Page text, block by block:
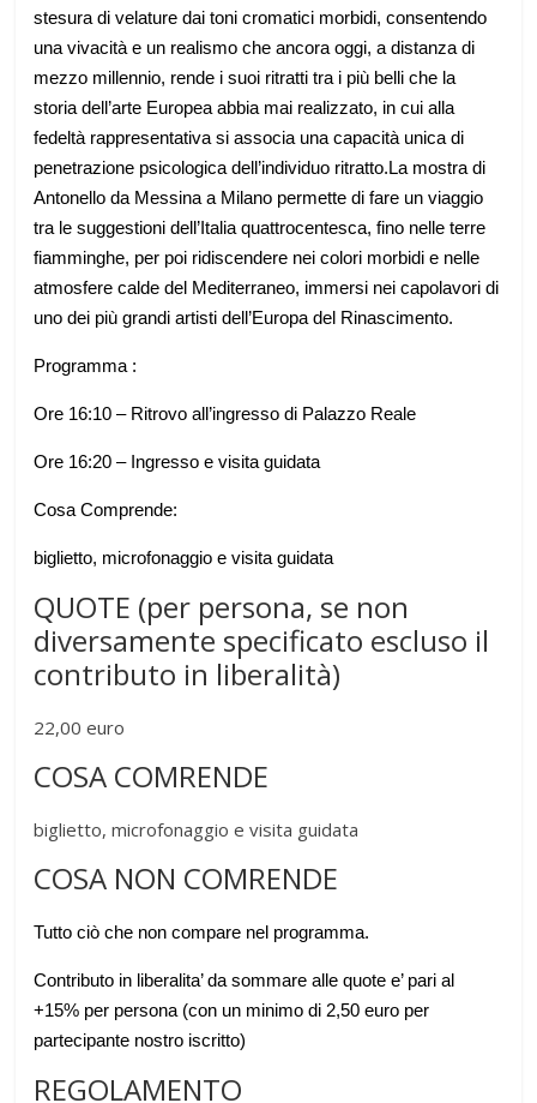
stesura di velature dai toni cromatici morbidi, consentendo
una vivacità e un realismo che ancora oggi, a distanza di
mezzo millennio, rende i suoi ritratti tra i più belli che la
storia dell’arte Europea abbia mai realizzato, in cui alla
fedeltà rappresentativa si associa una capacità unica di
penetrazione psicologica dell’individuo ritratto.La mostra di
Antonello da Messina a Milano permette di fare un viaggio
tra le suggestioni dell’Italia quattrocentesca, fino nelle terre
fiamminghe, per poi ridiscendere nei colori morbidi e nelle
atmosfere calde del Mediterraneo, immersi nei capolavori di
uno dei più grandi artisti dell’Europa del Rinascimento.
Programma :
Ore 16:10 – Ritrovo all’ingresso di Palazzo Reale
Ore 16:20 – Ingresso e visita guidata
Cosa Comprende:
biglietto, microfonaggio e visita guidata
QUOTE (per persona, se non
diversamente specificato escluso il
contributo in liberalità)
22,00 euro
COSA COMRENDE
biglietto, microfonaggio e visita guidata
COSA NON COMRENDE
Tutto ciò che non compare nel programma.
Contributo in liberalita’ da sommare alle quote e’ pari al
+15% per persona (con un minimo di 2,50 euro per
partecipante nostro iscritto)
REGOLAMENTO